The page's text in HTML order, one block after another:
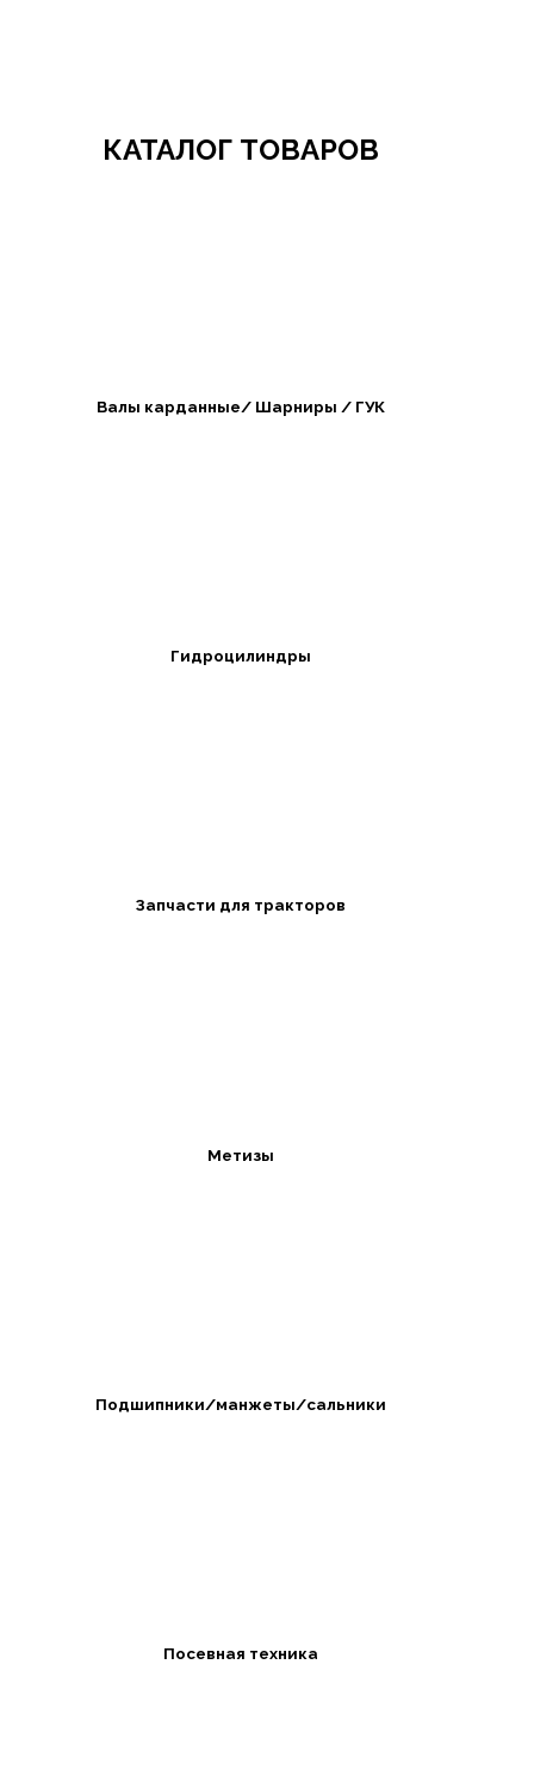
КАТАЛОГ ТОВАРОВ
Валы карданные/ Шарниры / ГУК
Гидроцилиндры
Запчасти для тракторов
Метизы
Подшипники/манжеты/сальники
Посевная техника